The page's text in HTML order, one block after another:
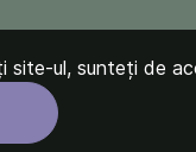
ul, sunteți de